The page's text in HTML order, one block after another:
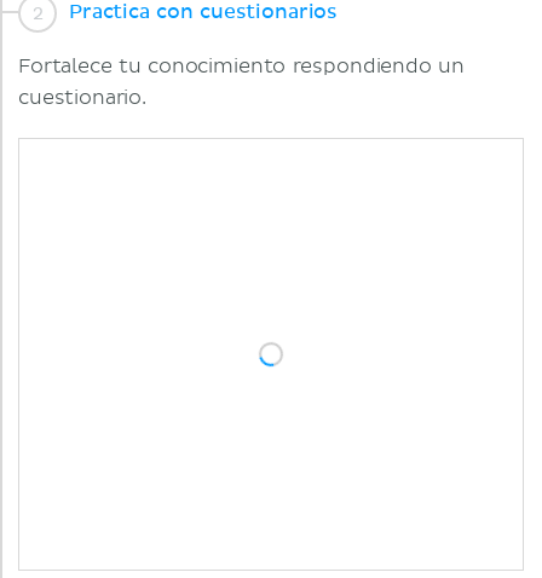
Practica con cuestionarios
Fortalece tu conocimiento respondiendo un
cuestionario.